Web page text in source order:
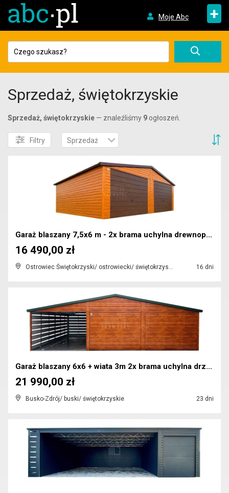
Moje Abc +
Sprzedaż, świętokrzyskie
Sprzedaż, świętokrzyskie — znaleźliśmy 9 ogłoszeń.
Filtry Sprzedaż
Garaż blaszany 7,5x6 m - 2x brama uchylna drewnop...
Ostrowiec Świętokrzyski/ ostrowiecki/ świętokrzyskie 16 dni
16 490,00 zł
Garaż blaszany 6x6 + wiata 3m 2x brama uchylna drz...
Busko-Zdrój/ buski/ świętokrzyskie 23 dni
21 990,00 zł